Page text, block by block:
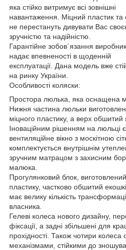
яка стійко витримує всі зовнішні
навантаження. Міцний пластик та
не перестануть дивувати Вас
зручністю та надійністю.
Гарантійне зобов´язання
надає впевненості в щоденній
експлуатації. Дана модель вже
на ринку України.
Особливості коляски:
Простора люлька, яка оснащена
Нижня частина люльки
міцного пластику, а верх обшитий
Іноваційним рішенням на люльці
вентиляційне вікно з москітною
комплектується внутрішнім
зручним матрацом з захисним
малюка.
Прогулянковий блок,
пластику, частково обшитий
має велику кількість
власника.
Гелеві колеса нового дизайну,
фіксації, а задні збільшені для
прохідності. Також чотири
механізмами, стійкими до